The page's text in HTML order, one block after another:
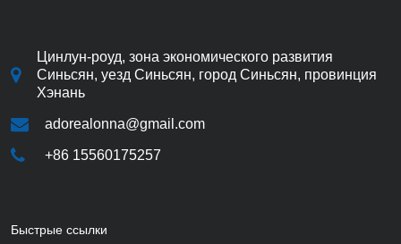
Цинлун-роуд, зона экономического развития
Синьсян, уезд Синьсян, город Синьсян, провинция
Хэнань
adorealonna@gmail.com
+86 15560175257
Быстрые ссылки